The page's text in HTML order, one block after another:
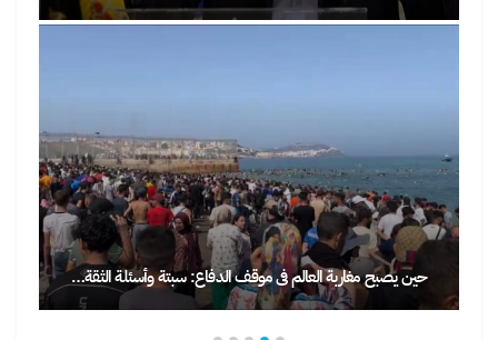
حين يصبح مغاربة العالم في موقف الدفاع: سبتة وأسئلة الثقة…